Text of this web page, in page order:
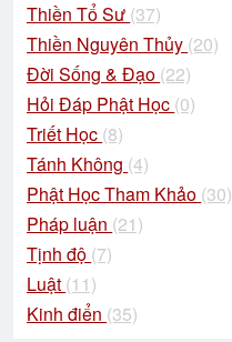
Thiền Tổ Sư (37)
Thiền Nguyên Thủy (20)
Đời Sống & Đạo (22)
Hỏi Đáp Phật Học (0)
Triết Học (8)
Tánh Không (4)
Phật Học Tham Khảo (30)
Pháp luận (21)
Tịnh độ (7)
Luật (11)
Kinh điển (35)